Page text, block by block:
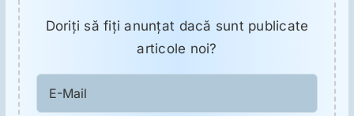
Doriţi să fiţi anunţat dacă sunt publicate
articole noi?
Mail